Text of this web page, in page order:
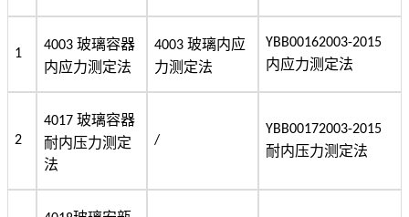
1
4003 玻璃容器
内应力测定法
4003 玻璃内应
力测定法
YBB00162003-2015
内应力测定法
2
4017 玻璃容器
耐内压力测定
法
/
YBB00172003-2015
耐内压力测定法